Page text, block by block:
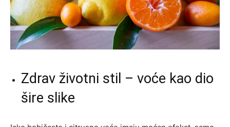
Zdrav životni stil – voće kao dio
šire slike